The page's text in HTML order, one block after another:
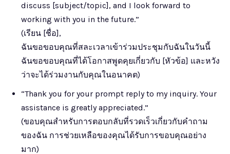
discuss [subject/topic], and I look forward to
working with you in the future.”
(เรียน [ชื่อ],
ฉันขอขอบคุณที่สละเวลาเข้าร่วมประชุมกับฉันในวันนี้
ฉันขอขอบคุณที่ได้โอกาสพูดคุยเกี่ยวกับ [หัวข้อ] และหวัง
ว่าจะได้ร่วมงานกับคุณในอนาคต)
“Thank you for your prompt reply to my inquiry. Your
assistance is greatly appreciated.”
(ขอบคุณสำหรับการตอบกลับที่รวดเร็วเกี่ยวกับคำถาม
ของฉัน การช่วยเหลือของคุณได้รับการขอบคุณอย่าง
มาก)